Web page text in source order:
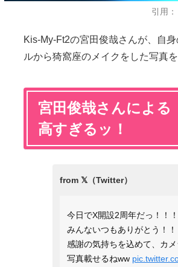
引用
Kis-My-Ft2の宮田俊哉さんが、自
ルから猗窩座のメイクをした写真
宮田俊哉さんによる
高すぎるッ！
今日でX開設2周年だっ！！
みんないつもありがとう！
感謝の気持ちを込めて、カ
写真載せるねww